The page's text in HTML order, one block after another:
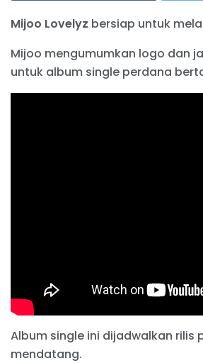
Mijoo Lovelyz bersiap untuk
Mijoo mengumumkan logo dan
untuk album single perdana
Album single ini dijadwalkan rilis
mendatang.